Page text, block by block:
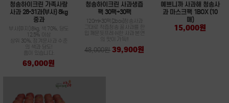
청송하이크린 가족사랑
사과 28-31과(부사) 8kg
중과
부사(후지) 8kg, 색 70%, 당도
12.5% 이상
상위 30%, 정겨운사과 수준
의 색과 당도!
흠이 있습니다.
69,000원
청송하이크린 사과생즙
팩 30팩+30팩
120ml*30팩(2box)청송사과
그대로 착즙청송 꿀사과를 한
입 깨문듯프레쉬한 사과 본연
의 맛이 가득!!
48,000원 39,900원
예쁘니까 사과해 청송사
과 마스크팩 1BOX (10
매)
15,000원